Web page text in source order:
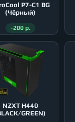
P7-C1 BG
(Чёрный)
-200 р.
NZXT H440
GREEN)